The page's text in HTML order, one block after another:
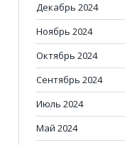
Декабрь 2024
Ноябрь 2024
Октябрь 2024
Сентябрь 2024
Июль 2024
Май 2024